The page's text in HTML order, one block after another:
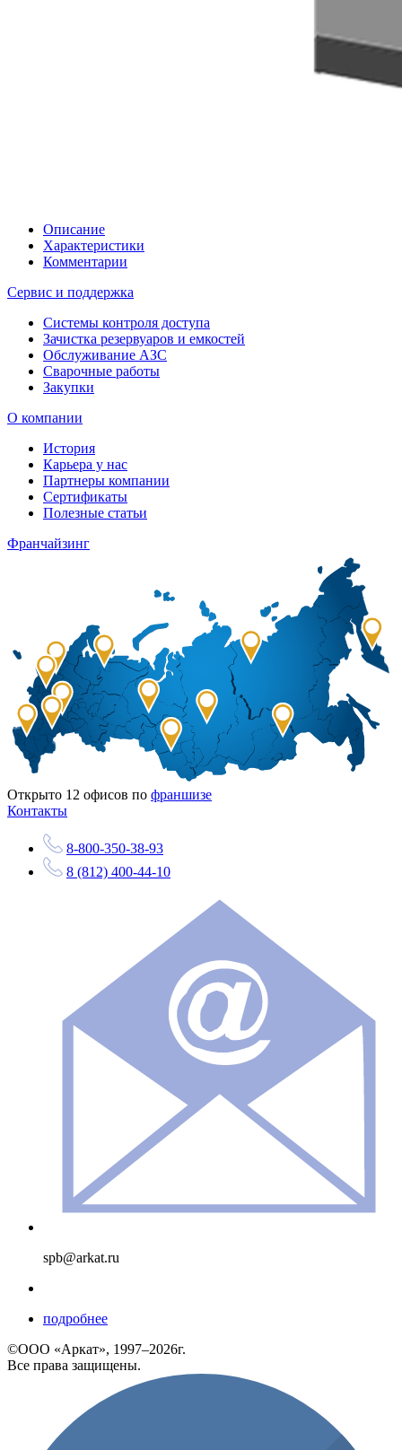
Описание
Характеристики
Комментарии
Сервис и поддержка
Системы контроля доступа
Зачистка резервуаров и емкостей
Обслуживание АЗС
Сварочные работы
Закупки
О компании
История
Карьера у нас
Партнеры компании
Сертификаты
Полезные статьи
Франчайзинг
Открыто 12 офисов по франшизе
Контакты
8-800-350-38-93
8 (812) 400-44-10
spb@arkat.ru
подробнее
©ООО «Аркат», 1997–2026г.
Все права защищены.